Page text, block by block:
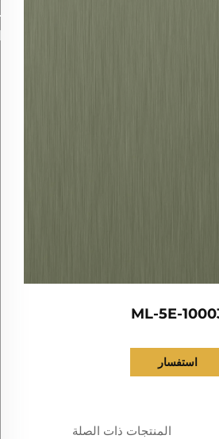
ML-5E-
استفسار
المنتجات ذات الصلة